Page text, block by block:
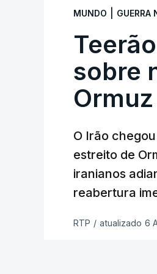
Com uma área
fronteira com
ataque.
Segundo um
Força
“Este contrato
funcionário.
MUNDO GUERRA
sobre
Ormuz
O Irão
estreito de
iranianos
reabertura
RTP / atualizado 6